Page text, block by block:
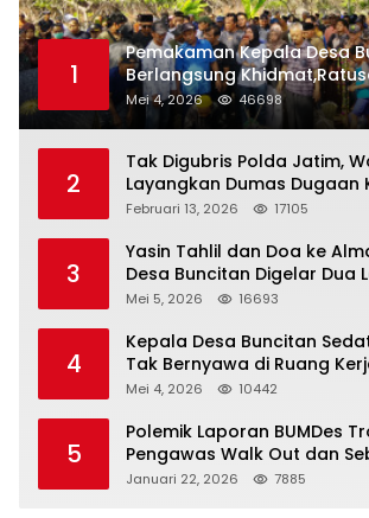
1
Pemakaman Kepala Desa
Berlangsung
Larut Dalam Duka Yang
Mei 4, 2026 46698
2
Tak Digubris Polda Jatim,
Layangkan Dumas Dugaan
Oknum DPRD Sidoarjo ke
Februari 13, 2026 17105
3
Yasin Tahlil dan Doa ke
Desa Buncitan Digelar Dua
Mei 5, 2026 16693
4
Kepala Desa Buncitan
Tak Bernyawa di Ruang
Bunuh Diri Menguat
Mei 4, 2026 10442
5
Polemik Laporan BUMDes
Pengawas Walk Out dan
Kejanggalan
Januari 22, 2026 7885